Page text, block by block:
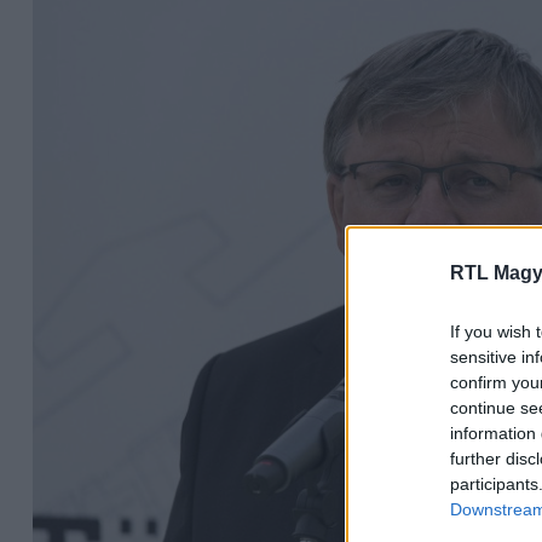
RTL
If you wish
sensitive
confirm
continue
information
further